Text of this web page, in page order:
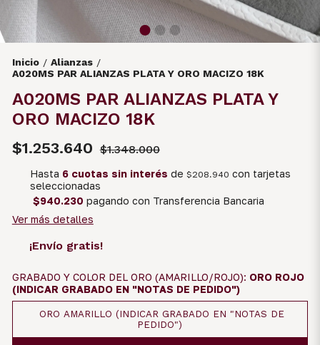
Inicio / Alianzas /
A020MS PAR ALIANZAS PLATA Y ORO MACIZO 18K
A020MS PAR ALIANZAS PLATA Y
ORO MACIZO 18K
$1.253.640 $1.348.000
Hasta 6 cuotas sin interés de $208.940 con tarjetas
seleccionadas
$940.230 pagando con Transferencia Bancaria
Ver más detalles
¡Envío gratis!
GRABADO Y COLOR DEL ORO (AMARILLO/ROJO): ORO ROJO
(INDICAR GRABADO EN "NOTAS DE PEDIDO")
ORO AMARILLO (INDICAR GRABADO EN "NOTAS DE
PEDIDO")